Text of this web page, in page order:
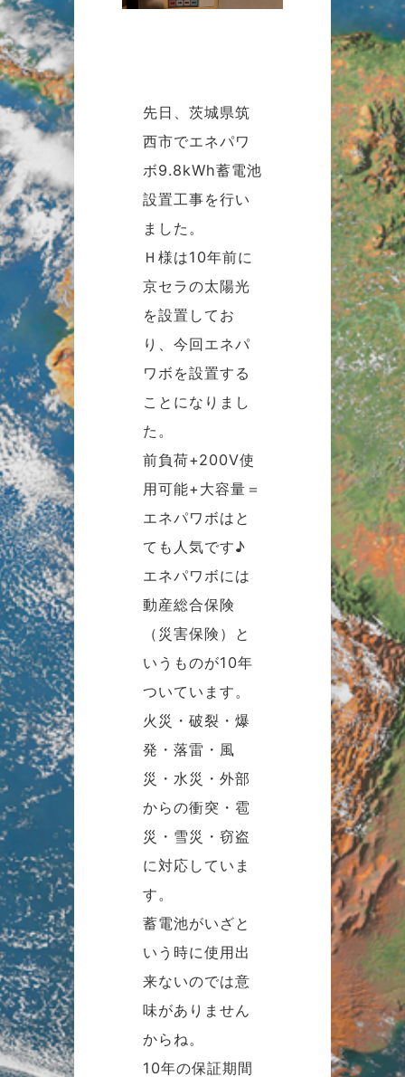
先日、茨城県筑
西市でエネパワ
ボ9.8kWh蓄電池
設置工事を行い
ました。
Ｈ様は10年前に
京セラの太陽光
を設置してお
り、今回エネパ
ワボを設置する
ことになりまし
た。
前負荷+200V使
用可能+大容量＝
エネパワボはと
ても人気です♪
エネパワボには
動産総合保険
（災害保険）と
いうものが10年
ついています。
火災・破裂・爆
発・落雷・風
災・水災・外部
からの衝突・雹
災・雪災・窃盗
に対応していま
す。
蓄電池がいざと
いう時に使用出
来ないのでは意
味がありません
からね。
10年の保証期間